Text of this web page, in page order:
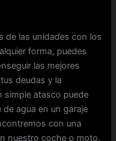
de las unidades con los
forma, puedes
las mejores
deudas y la
simple atasco puede
agua en un garaje
con una
nuestro coche o moto.